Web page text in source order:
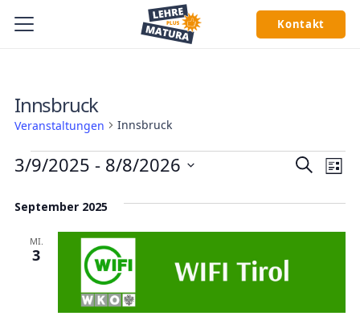
Kontakt
Innsbruck
Veranstaltungen Innsbruck
Veranstaltungen SucheListe
3/9/2025 - 8/8/2026
wählen.
September 2025
MI.
3